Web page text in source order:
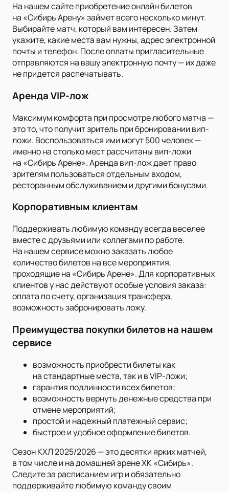
На нашем сайте приобретение онлайн билетов
на «Сибирь Арену» займет всего несколько минут.
Выбирайте матч, который вам интересен. Затем
укажите, какие места вам нужны, адрес электронной
почты и телефон. После оплаты пригласительные
отправляются на вашу электронную почту — их даже
не придется распечатывать.
Аренда VIP-лож
Максимум комфорта при просмотре любого матча —
это то, что получит зритель при бронировании вип-
ложи. Воспользоваться ими могут 500 человек —
именно на столько мест рассчитаны вип-ложи
на «Сибирь Арене». Аренда вип-лож дает право
зрителям пользоваться отдельным входом,
ресторанным обслуживанием и другими бонусами.
Корпоративным клиентам
Поддерживать любимую команду всегда веселее
вместе с друзьями или коллегами по работе.
На нашем сервисе можно заказать любое
количество билетов на все мероприятия,
проходящие на «Сибирь Арене». Для корпоративных
клиентов у нас действуют особые условия заказа:
оплата по счету, организация трансфера,
возможность забронировать ложу.
Преимущества покупки билетов на нашем
сервисе
возможность приобрести билеты как
на стандартные места, так и в VIP-ложи;
гарантия подлинности всех билетов;
возможность вернуть денежные средства при
отмене мероприятий;
простой и надежный платежный сервис;
быстрое и удобное оформление билетов.
Сезон КХЛ 2025/2026 — это десятки ярких матчей,
в том числе и на домашней арене ХК «Сибирь».
Следите за расписанием игр и обязательно
поддерживайте любимую команду своим